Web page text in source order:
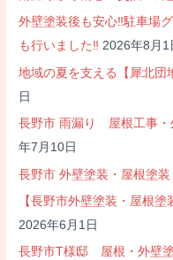
外壁塗装後も安心‼駐車場
も行いました‼ 2026年8月1
地域の夏を支える【犀北団
日
長野市 雨漏り 屋根工事
年7月10日
長野市 外壁塗装・屋根塗装
【長野市外壁塗装・屋根
2026年6月1日
長野市T様邸 屋根・外壁